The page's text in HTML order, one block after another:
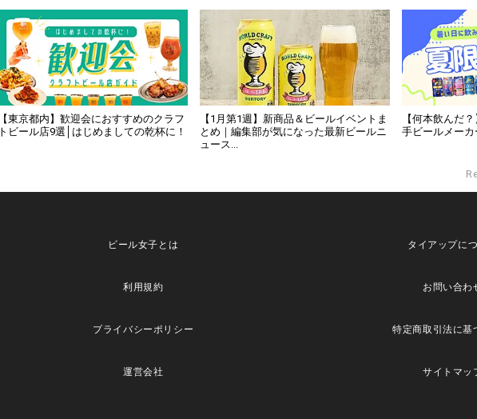
【東京都内】歓迎会におすすめのクラフ
トビール店9選│はじめましての乾杯に！
【1月第1週】新商品＆ビールイベントま
とめ｜編集部が気になった最新ビールニ
ュース...
【何本飲んだ
手ビールメー
ビール女子とは タイアップに
利用規約 お問い合わ
プライバシーポリシー 特定商取引法に基
運営会社 サイトマッ